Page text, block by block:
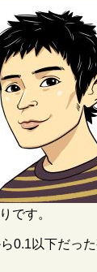
です。
0.1以下だっ